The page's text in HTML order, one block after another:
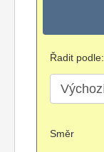
Řadit podle:
Směr